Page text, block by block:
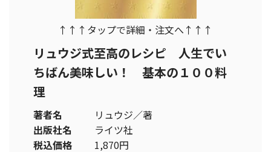
↑↑↑タップで詳細・注文へ↑↑↑
リュウジ式至高のレシピ 人生でい
ちばん美味しい！ 基本の１００料
理
著者名
リュウジ／著
出版社名
ライツ社
税込価格
1,870円